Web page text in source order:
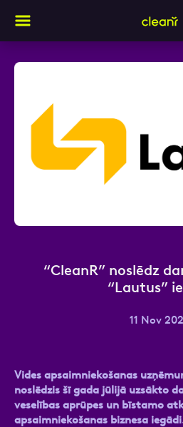
“CleanR” noslēdz
“Lautus”
11 Nov
Vides apsaimniekošanas
noslēdzis šī gada jūlijā uzsākto
veselības aprūpes un bīstamo
apsaimniekošanas biznesa
Vārds, Uzvārds
Ziņa